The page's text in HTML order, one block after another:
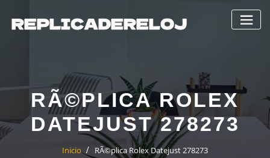
contenido
RÃ©PLICA ROLEX
DATEJUST 278273
Inicio RÃ©plica Rolex Datejust 278273